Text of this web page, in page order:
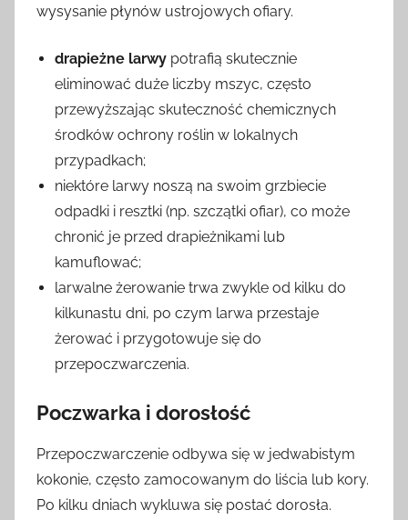
wysysanie płynów ustrojowych ofiary.
drapieżne larwy potrafią skutecznie
eliminować duże liczby mszyc, często
przewyższając skuteczność chemicznych
środków ochrony roślin w lokalnych
przypadkach;
niektóre larwy noszą na swoim grzbiecie
odpadki i resztki (np. szczątki ofiar), co może
chronić je przed drapieżnikami lub
kamuflować;
larwalne żerowanie trwa zwykle od kilku do
kilkunastu dni, po czym larwa przestaje
żerować i przygotowuje się do
przepoczwarczenia.
Poczwarka i dorosłość
Przepoczwarczenie odbywa się w jedwabistym
kokonie, często zamocowanym do liścia lub kory.
Po kilku dniach wykluwa się postać dorosła.